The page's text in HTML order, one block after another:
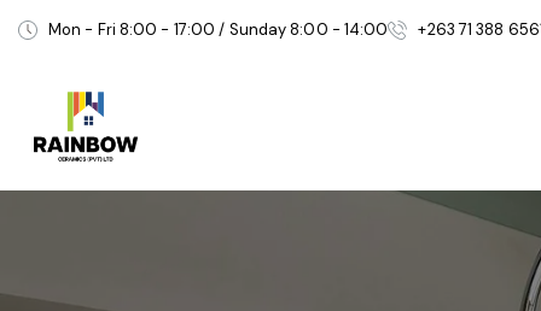
Mon - Fri 8:00 - 17:00 / Sunday 8:00 - 14:00 +263 71 388